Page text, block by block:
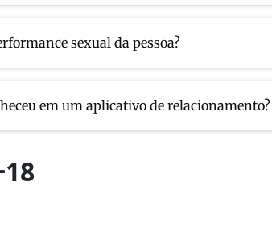
sexual da pessoa?
em um aplicativo de relacionamento?